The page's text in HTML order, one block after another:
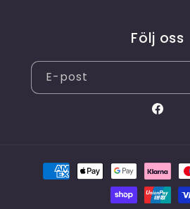
Följ oss
E-post
Betalningsmetoder